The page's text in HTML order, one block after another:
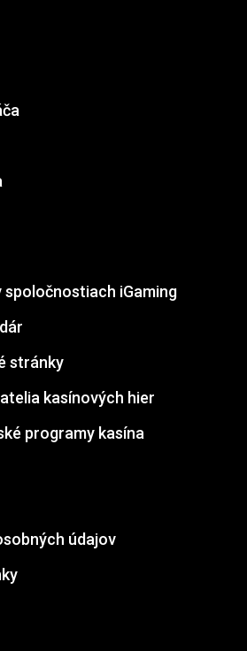
iGaming
stránky
kasínových hier
programy kasína
údajov